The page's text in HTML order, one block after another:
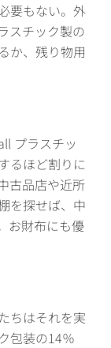
要もない。外
スチック製の
か、残り物用
プラスチッ
るほど割りに
古品店や近所
を探せば、中
お財布にも優
ちはそれを実
包装の14％